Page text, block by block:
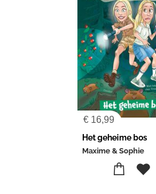
€ 16,99
Het geheime bos
Maxime & Sophie